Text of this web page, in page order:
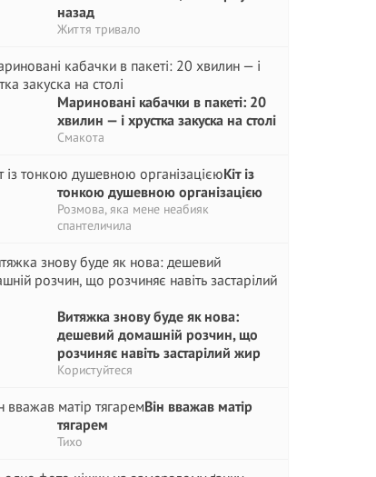
назад
Життя тривало
Мариновані кабачки в пакеті: 20
хвилин — і хрустка закуска на столі
Смакота
Кіт із
тонкою душевною організацією
Розмова, яка мене неабияк
спантеличила
Витяжка знову буде як нова:
дешевий домашній розчин, що
розчиняє навіть застарілий жир
Користуйтеся
Він вважав матір
тягарем
Тихо